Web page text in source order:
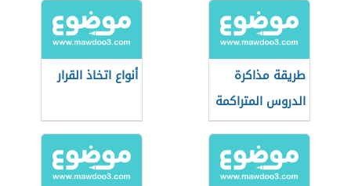
طريقة مذاكرة
الدروس المتراكمة
أنواع اتخاذ القرار